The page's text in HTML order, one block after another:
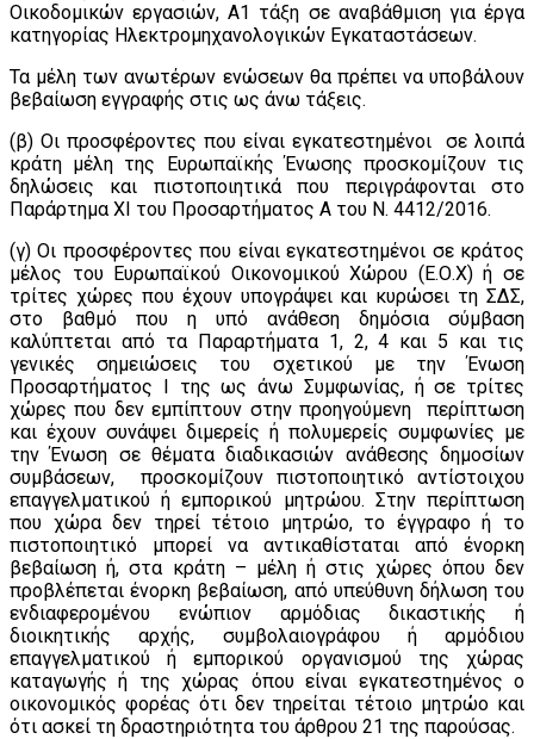
Οικοδομικών εργασιών, Α1 τάξη σε αναβάθμιση για έργα
κατηγορίας Ηλεκτρομηχανολογικών Εγκαταστάσεων.
Τα μέλη των ανωτέρων ενώσεων θα πρέπει να υποβάλουν
βεβαίωση εγγραφής στις ως άνω τάξεις.
(β) Οι προσφέροντες που είναι εγκατεστημένοι σε λοιπά
κράτη μέλη της Ευρωπαϊκής Ένωσης προσκομίζουν τις
δηλώσεις και πιστοποιητικά που περιγράφονται στο
Παράρτημα XI του Προσαρτήματος Α του Ν. 4412/2016.
(γ) Οι προσφέροντες που είναι εγκατεστημένοι σε κράτος
μέλος του Ευρωπαϊκού Οικονομικού Χώρου (Ε.Ο.Χ) ή σε
τρίτες χώρες που έχουν υπογράψει και κυρώσει τη ΣΔΣ,
στο βαθμό που η υπό ανάθεση δημόσια σύμβαση
καλύπτεται από τα Παραρτήματα 1, 2, 4 και 5 και τις
γενικές σημειώσεις του σχετικού με την Ένωση
Προσαρτήματος I της ως άνω Συμφωνίας, ή σε τρίτες
χώρες που δεν εμπίπτουν στην προηγούμενη περίπτωση
και έχουν συνάψει διμερείς ή πολυμερείς συμφωνίες με
την Ένωση σε θέματα διαδικασιών ανάθεσης δημοσίων
συμβάσεων, προσκομίζουν πιστοποιητικό αντίστοιχου
επαγγελματικού ή εμπορικού μητρώου. Στην περίπτωση
που χώρα δεν τηρεί τέτοιο μητρώο, το έγγραφο ή το
πιστοποιητικό μπορεί να αντικαθίσταται από ένορκη
βεβαίωση ή, στα κράτη – μέλη ή στις χώρες όπου δεν
προβλέπεται ένορκη βεβαίωση, από υπεύθυνη δήλωση του
ενδιαφερομένου ενώπιον αρμόδιας δικαστικής ή
διοικητικής αρχής, συμβολαιογράφου ή αρμόδιου
επαγγελματικού ή εμπορικού οργανισμού της χώρας
καταγωγής ή της χώρας όπου είναι εγκατεστημένος ο
οικονομικός φορέας ότι δεν τηρείται τέτοιο μητρώο και
ότι ασκεί τη δραστηριότητα του άρθρου 21 της παρούσας.